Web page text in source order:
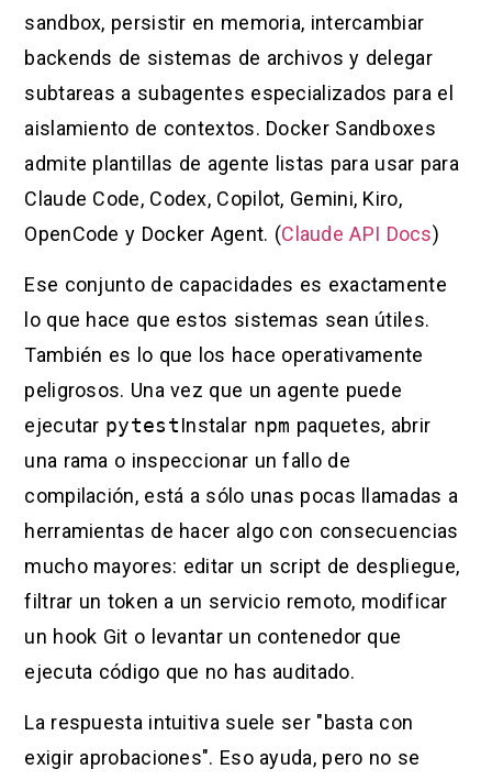
sandbox, persistir en memoria, intercambiar
backends de sistemas de archivos y delegar
subtareas a subagentes especializados para el
aislamiento de contextos. Docker Sandboxes
admite plantillas de agente listas para usar para
Claude Code, Codex, Copilot, Gemini, Kiro,
OpenCode y Docker Agent. (Claude API Docs)
Ese conjunto de capacidades es exactamente
lo que hace que estos sistemas sean útiles.
También es lo que los hace operativamente
peligrosos. Una vez que un agente puede
ejecutar pytestInstalar npm paquetes, abrir
una rama o inspeccionar un fallo de
compilación, está a sólo unas pocas llamadas a
herramientas de hacer algo con consecuencias
mucho mayores: editar un script de despliegue,
filtrar un token a un servicio remoto, modificar
un hook Git o levantar un contenedor que
ejecuta código que no has auditado.
La respuesta intuitiva suele ser "basta con
exigir aprobaciones". Eso ayuda, pero no se